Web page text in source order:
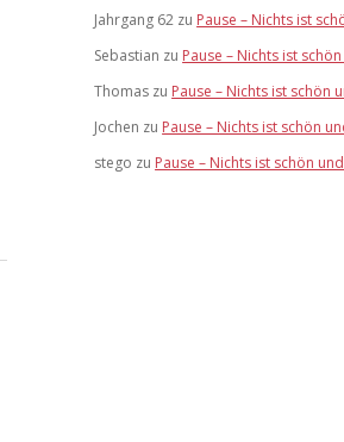
Jahrgang 62 zu Pause – Nichts ist
Sebastian zu Pause – Nichts ist
Thomas zu Pause – Nichts ist schön
Jochen zu Pause – Nichts ist schön
stego zu Pause – Nichts ist schön